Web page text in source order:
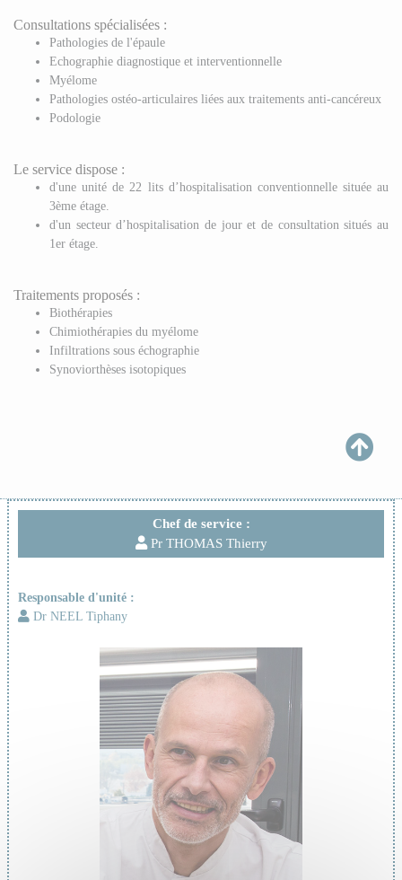
Chef de service :
Pr THOMAS Thierry
Responsable d'unité :
Dr NEEL Tiphany
Consultations spécialisées :
Pathologies de l'épaule
Echographie diagnostique et interventionnelle
Myélome
Pathologies ostéo-articulaires liées aux traitements anti-cancéreux
Podologie
Le service dispose :
d'une unité de 22 lits d’hospitalisation conventionnelle située au
3ème étage.
d'un secteur d’hospitalisation de jour et de consultation situés au
1er étage.
Traitements proposés :
Biothérapies
Chimiothérapies du myélome
Infiltrations sous échographie
Synoviorthèses isotopiques